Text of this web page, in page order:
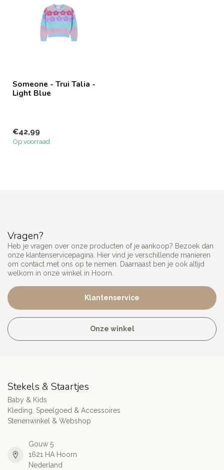
Someone - Trui Talia -
Light Blue
€42,99
Op voorraad
Vragen?
Heb je vragen over onze producten of je aankoop? Bezoek dan
onze klantenservicepagina. Hier vind je verschillende manieren
om contact met ons op te nemen. Daarnaast ben je ook altijd
welkom in onze winkel in Hoorn.
Klantenservice
Onze winkel
Stekels & Staartjes
Baby & Kids
Kleding, Speelgoed & Accessoires
Stenenwinkel & Webshop
Gouw 5
1621 HA Hoorn
Nederland